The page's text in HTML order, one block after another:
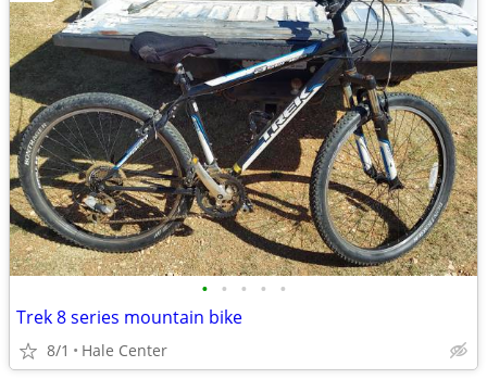
• • • • •
Trek 8 series mountain bike
8/1 Hale Center